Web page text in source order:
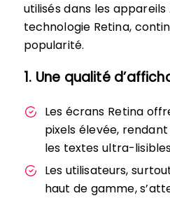
utilisés dans les
technologie Retina,
popularité.
1. Une qualité
Les écrans Retina
pixels élevée,
les textes ultra-
Les utilisateurs,
haut de gamme,